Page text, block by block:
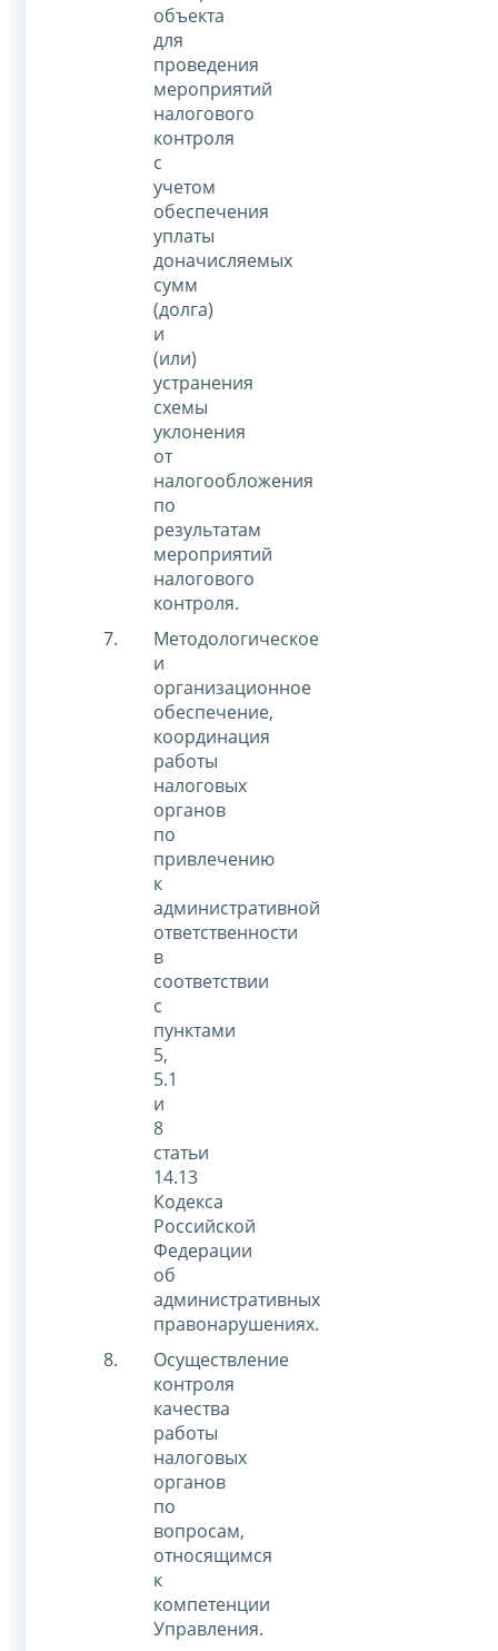
объекта
для
проведения
мероприятий
налогового
контроля
с
учетом
обеспечения
уплаты
доначисляемых
сумм
(долга)
и
(или)
устранения
схемы
уклонения
от
налогообложения
по
результатам
мероприятий
налогового
контроля.
Методологическое
и
организационное
обеспечение,
координация
работы
налоговых
органов
по
привлечению
к
административной
ответственности
в
соответствии
с
пунктами
5,
5.1
и
8
статьи
14.13
Кодекса
Российской
Федерации
об
административных
правонарушениях.
Осуществление
контроля
качества
работы
налоговых
органов
по
вопросам,
относящимся
к
компетенции
Управления.